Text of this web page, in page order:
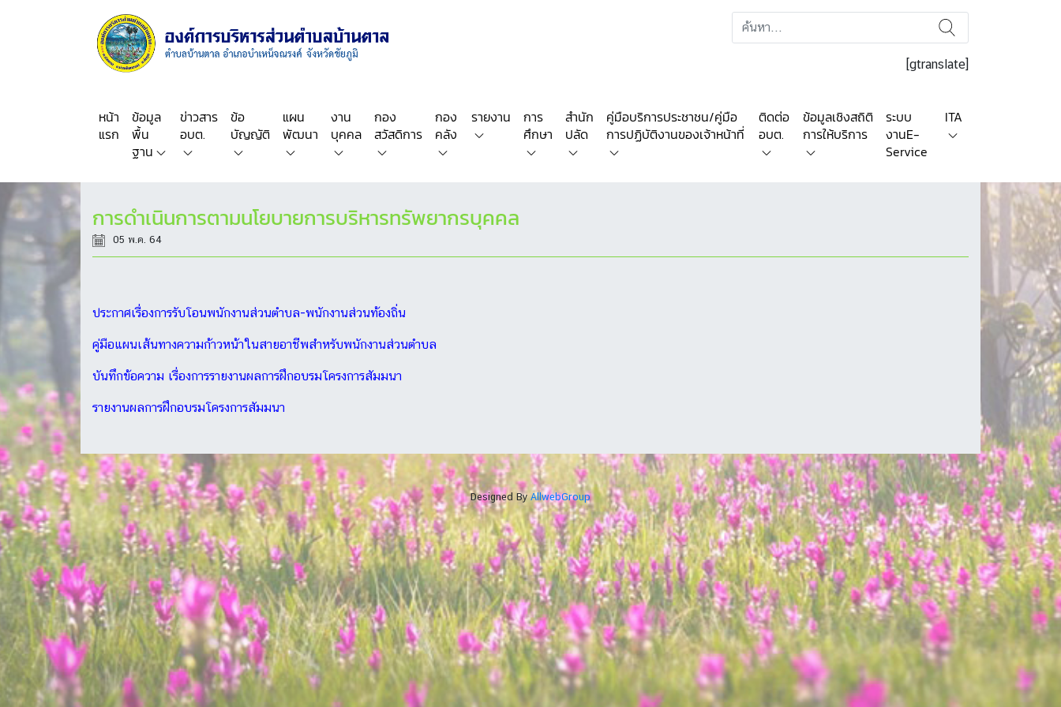
[gtranslate]
หน้า
แรก
ข้อมูล
พื้น
ฐาน
ข่าวสาร
อบต.
ข้อ
บัญญัติ
แผน
พัฒนา
งาน
บุคคล
กอง
สวัสดิการ
กอง
คลัง
รายงาน
การ
ศึกษา
สำนัก
ปลัด
คู่มือบริการประชาชน/คู่มือ
การปฏิบัติงานของเจ้าหน้าที่
ติดต่อ
อบต.
ข้อมูลเชิงสถิติ
การให้บริการ
ระบบ
งานE-
Service
ITA
การดำเนินการตามนโยบายการบริหารทรัพยากรบุคคล
05 พ.ค. 64
ประกาศเรื่องการรับโอนพนักงานส่วนตำบล-พนักงานส่วนท้องถิ่น
คู่มือแผนเส้นทางความก้าวหน้าในสายอาชีพสำหรับพนักงานส่วนตำบล
บันทึกข้อความ เรื่องการรายงานผลการฝึกอบรมโครงการสัมมนา
รายงานผลการฝึกอบรมโครงการสัมมนา
Designed ByAllwebGroup